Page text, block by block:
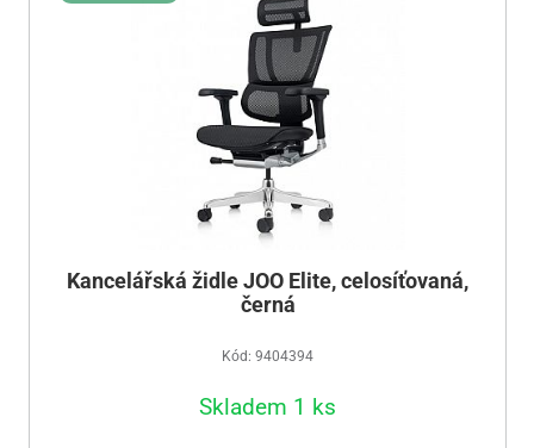
Kancelářská židle JOO Elite, celosíťovaná,
černá
Kód: 9404394
Skladem 1 ks